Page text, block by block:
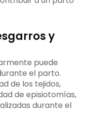
y
puede
el parto.
de los tejidos,
de episiotomías,
durante el